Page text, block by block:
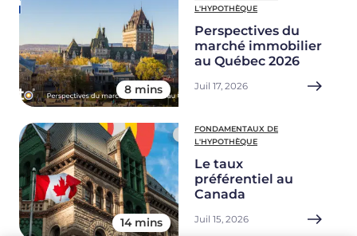
8 mins
L'HYPOTHÈQUE
Perspectives du
marché immobilier
au Québec 2026
Juil 17, 2026
14 mins
FONDAMENTAUX DE
L'HYPOTHÈQUE
Le taux
préférentiel au
Canada
Juil 15, 2026